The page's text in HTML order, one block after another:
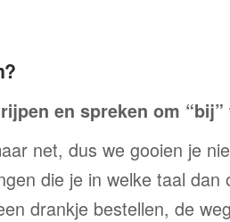
en spreken om
net, dus we gooien je
die je in welke taal dan
drankje bestellen, de